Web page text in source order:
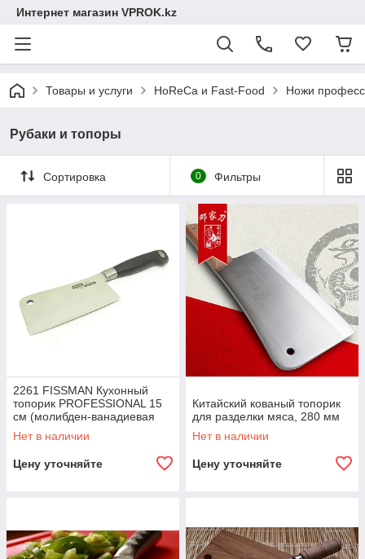
Интернет магазин VPROK.kz
Товары и услуги HoReCa и Fast-Food Ножи
Рубаки и топоры
Сортировка 0 Фильтры
2261 FISSMAN Кухонный
топорик PROFESSIONAL 15
см (молибден-ванадиевая
нерж. сталь)
Нет в наличии
Цену уточняйте
Китайский кованый топорик
для разделки мяса, 280 мм
Нет в наличии
Цену уточняйте